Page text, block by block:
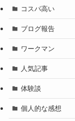
コスパ高い
ブログ報告
ワークマン
人気記事
体験談
個人的な感想